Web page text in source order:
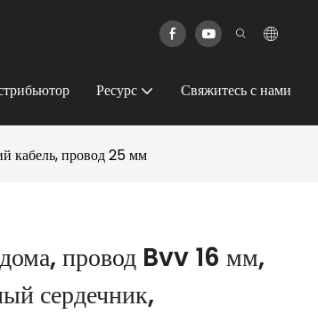
Ресурс Свяжитесь с нами
кабель, провод 25 мм
провод Bvv 16 мм,
сердечник,